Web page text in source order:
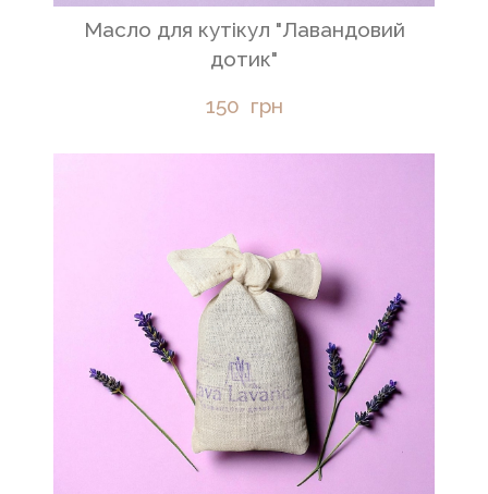
Масло для кутікул "Лавандовий
дотик"
150  грн